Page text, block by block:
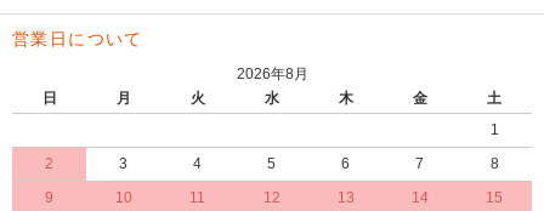
営業日について
2026年8月
日
月 火 水 木 金
土
1
2
3 4 5 6 7
8
9
10 11 12 13 14
15